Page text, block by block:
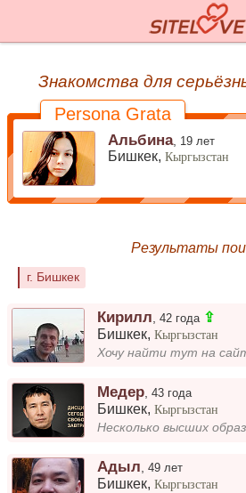
Знакомства для
Persona Grata
Альбина, 19 лет
Бишкек,Кыргызстан
Результаты
г. Бишкек
Кирилл ,42 года ⇪
Бишкек,Кыргызстан
Медер ,43 года
Бишкек,Кыргызстан
Адыл,49 лет
Бишкек,Кыргызстан